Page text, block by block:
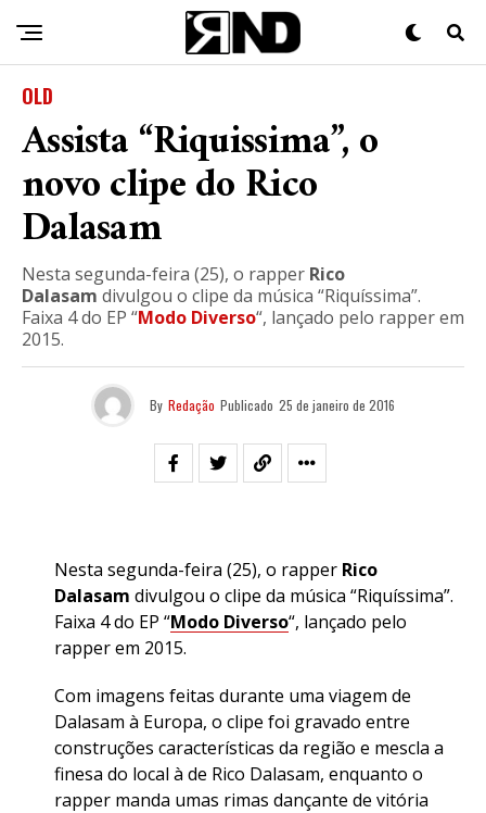
OLD
Assista “Riquissima”, o
novo clipe do Rico
Dalasam
Nesta segunda-feira (25), o rapper Rico
Dalasam divulgou o clipe da música “Riquíssima”.
Faixa 4 do EP “Modo Diverso“, lançado pelo rapper em
2015.
By Redação Publicado 25 de janeiro de 2016
Nesta segunda-feira (25), o rapper Rico
Dalasam divulgou o clipe da música “Riquíssima”.
Faixa 4 do EP “Modo Diverso“, lançado pelo
rapper em 2015.
Com imagens feitas durante uma viagem de
Dalasam à Europa, o clipe foi gravado entre
construções características da região e mescla a
finesa do local à de Rico Dalasam, enquanto o
rapper manda umas rimas dançante de vitória